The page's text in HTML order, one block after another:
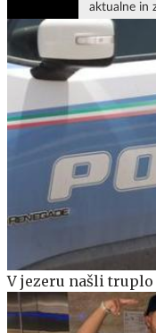
aktualne in
V jezeru našli